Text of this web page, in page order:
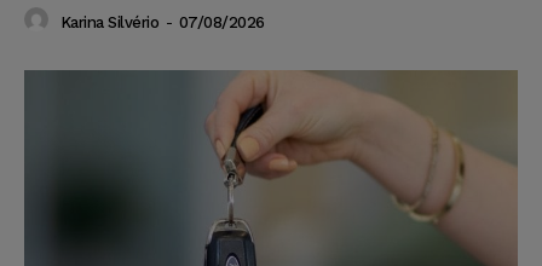
Karina Silvério - 07/08/2026